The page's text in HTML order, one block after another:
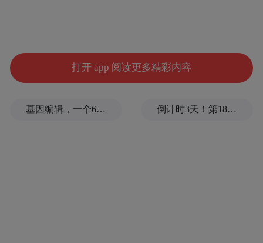
打开 app 阅读更多精彩内容
基因编辑，一个6岁女孩之死 倒计时3天！第18届影响世界华人盛典即将启幕